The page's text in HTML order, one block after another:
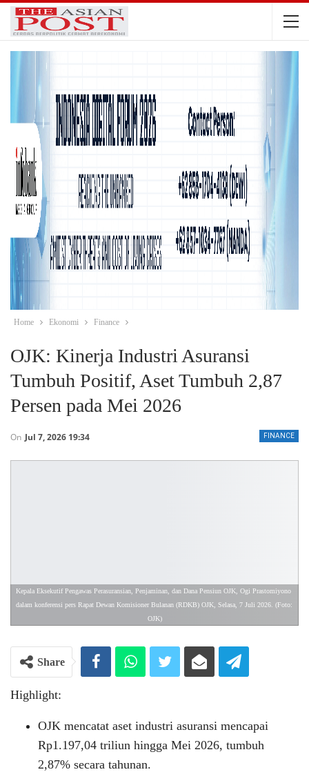
Home Ekonomi Finance
OJK: Kinerja Industri Asuransi
Tumbuh Positif, Aset Tumbuh 2,87
Persen pada Mei 2026
FINANCE
On Jul 7, 2026 19:34
Kepala Eksekutif Pengawas Perasuransian, Penjaminan, dan Dana Pensiun OJK, Ogi Prastomiyono
dalam konferensi pers Rapat Dewan Komisioner Bulanan (RDKB) OJK, Selasa, 7 Juli 2026. (Foto:
OJK)
Share
Highlight:
OJK mencatat aset industri asuransi mencapai
Rp1.197,04 triliun hingga Mei 2026, tumbuh
2,87% secara tahunan.